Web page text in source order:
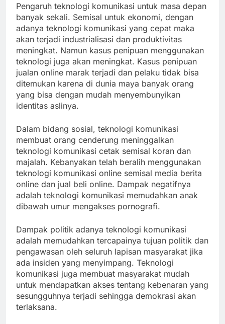
Pengaruh teknologi komunikasi untuk masa depan
banyak sekali. Semisal untuk ekonomi, dengan
adanya teknologi komunikasi yang cepat maka
akan terjadi industrialisasi dan produktivitas
meningkat. Namun kasus penipuan menggunakan
teknologi juga akan meningkat. Kasus penipuan
jualan online marak terjadi dan pelaku tidak bisa
ditemukan karena di dunia maya banyak orang
yang bisa dengan mudah menyembunyikan
identitas aslinya.
Dalam bidang sosial, teknologi komunikasi
membuat orang cenderung meninggalkan
teknologi komunikasi cetak semisal koran dan
majalah. Kebanyakan telah beralih menggunakan
teknologi komunikasi online semisal media berita
online dan jual beli online. Dampak negatifnya
adalah teknologi komunikasi memudahkan anak
dibawah umur mengakses pornografi.
Dampak politik adanya teknologi komunikasi
adalah memudahkan tercapainya tujuan politik dan
pengawasan oleh seluruh lapisan masyarakat jika
ada insiden yang menyimpang. Teknologi
komunikasi juga membuat masyarakat mudah
untuk mendapatkan akses tentang kebenaran yang
sesungguhnya terjadi sehingga demokrasi akan
terlaksana.